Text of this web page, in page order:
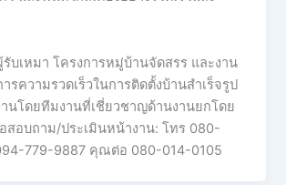
บเหมา โครงการหมู่บ้านจัดสรร และงาน
รความรวดเร็วในการติดตั้งบ้านสำเร็จรูป
นโดยทีมงานที่เชี่ยวชาญด้านงานยกโดย
สอบถาม/ประเมินหน้างาน: โทร 080-
779-9887 คุณต่อ 080-014-0105